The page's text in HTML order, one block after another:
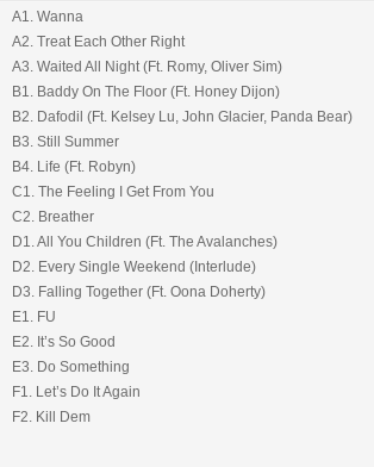
A1. Wanna
A2. Treat Each Other Right
A3. Waited All Night (Ft. Romy, Oliver Sim)
B1. Baddy On The Floor (Ft. Honey Dijon)
B2. Dafodil (Ft. Kelsey Lu, John Glacier, Panda Bear)
B3. Still Summer
B4. Life (Ft. Robyn)
C1. The Feeling I Get From You
C2. Breather
D1. All You Children (Ft. The Avalanches)
D2. Every Single Weekend (Interlude)
D3. Falling Together (Ft. Oona Doherty)
E1. FU
E2. It’s So Good
E3. Do Something
F1. Let’s Do It Again
F2. Kill Dem